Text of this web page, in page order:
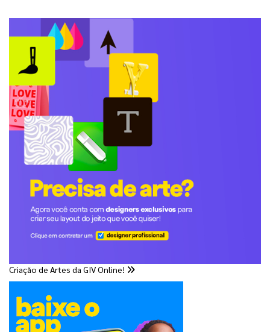
Criação de Artes da GIV Online!